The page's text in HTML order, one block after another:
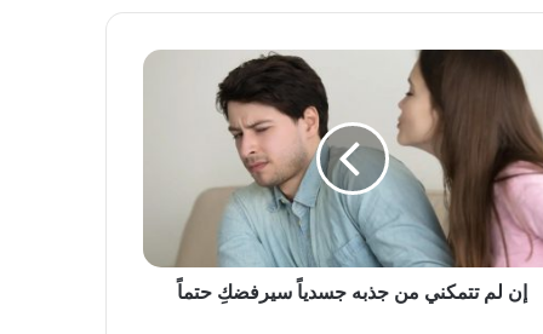
إن لم تتمكني من جذبه جسدياً سيرفضكِ حتماً